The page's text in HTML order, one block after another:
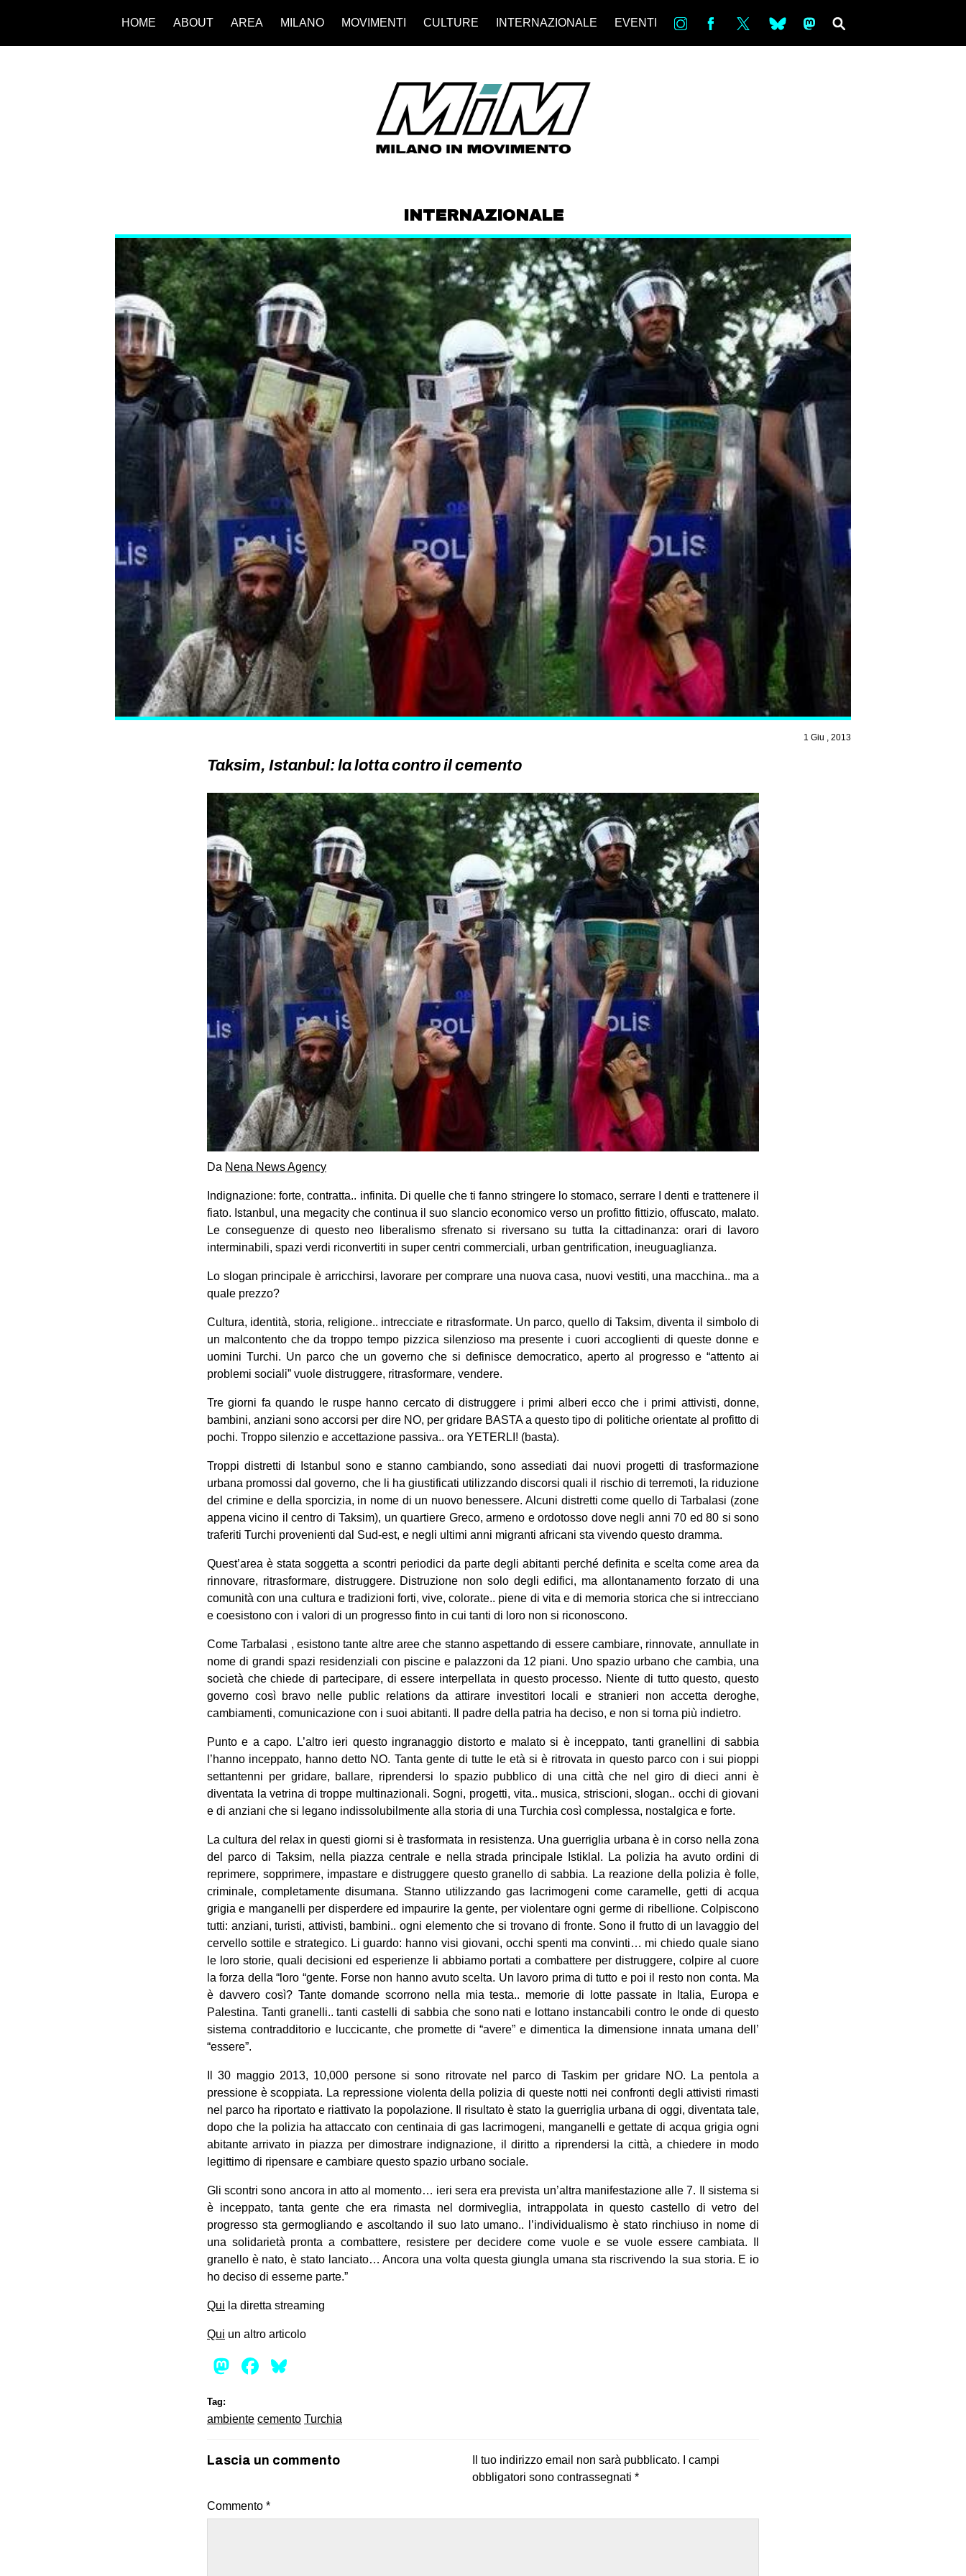
HOME ABOUT AREA MILANO MOVIMENTI CULTURE INTERNAZIONALE EVENTI in bsky ms
INTERNAZIONALE
1 Giu , 2013
Taksim, Istanbul: la lotta contro il cemento
Da Nena News Agency
Indignazione: forte, contratta.. infinita. Di quelle che ti fanno stringere lo stomaco, serrare I denti e trattenere il
fiato. Istanbul, una megacity che continua il suo slancio economico verso un profitto fittizio, offuscato, malato.
Le conseguenze di questo neo liberalismo sfrenato si riversano su tutta la cittadinanza: orari di lavoro
interminabili, spazi verdi riconvertiti in super centri commerciali, urban gentrification, ineuguaglianza.
Lo slogan principale è arricchirsi, lavorare per comprare una nuova casa, nuovi vestiti, una macchina.. ma a
quale prezzo?
Cultura, identità, storia, religione.. intrecciate e ritrasformate. Un parco, quello di Taksim, diventa il simbolo di
un malcontento che da troppo tempo pizzica silenzioso ma presente i cuori accoglienti di queste donne e
uomini Turchi. Un parco che un governo che si definisce democratico, aperto al progresso e “attento ai
problemi sociali” vuole distruggere, ritrasformare, vendere.
Tre giorni fa quando le ruspe hanno cercato di distruggere i primi alberi ecco che i primi attivisti, donne,
bambini, anziani sono accorsi per dire NO, per gridare BASTA a questo tipo di politiche orientate al profitto di
pochi. Troppo silenzio e accettazione passiva.. ora YETERLI! (basta).
Troppi distretti di Istanbul sono e stanno cambiando, sono assediati dai nuovi progetti di trasformazione
urbana promossi dal governo, che li ha giustificati utilizzando discorsi quali il rischio di terremoti, la riduzione
del crimine e della sporcizia, in nome di un nuovo benessere. Alcuni distretti come quello di Tarbalasi (zone
appena vicino il centro di Taksim), un quartiere Greco, armeno e ordotosso dove negli anni 70 ed 80 si sono
traferiti Turchi provenienti dal Sud-est, e negli ultimi anni migranti africani sta vivendo questo dramma.
Quest’area è stata soggetta a scontri periodici da parte degli abitanti perché definita e scelta come area da
rinnovare, ritrasformare, distruggere. Distruzione non solo degli edifici, ma allontanamento forzato di una
comunità con una cultura e tradizioni forti, vive, colorate.. piene di vita e di memoria storica che si intrecciano
e coesistono con i valori di un progresso finto in cui tanti di loro non si riconoscono.
Come Tarbalasi , esistono tante altre aree che stanno aspettando di essere cambiare, rinnovate, annullate in
nome di grandi spazi residenziali con piscine e palazzoni da 12 piani. Uno spazio urbano che cambia, una
società che chiede di partecipare, di essere interpellata in questo processo. Niente di tutto questo, questo
governo così bravo nelle public relations da attirare investitori locali e stranieri non accetta deroghe,
cambiamenti, comunicazione con i suoi abitanti. Il padre della patria ha deciso, e non si torna più indietro.
Punto e a capo. L’altro ieri questo ingranaggio distorto e malato si è inceppato, tanti granellini di sabbia
l’hanno inceppato, hanno detto NO. Tanta gente di tutte le età si è ritrovata in questo parco con i sui pioppi
settantenni per gridare, ballare, riprendersi lo spazio pubblico di una città che nel giro di dieci anni è
diventata la vetrina di troppe multinazionali. Sogni, progetti, vita.. musica, striscioni, slogan.. occhi di giovani
e di anziani che si legano indissolubilmente alla storia di una Turchia così complessa, nostalgica e forte.
La cultura del relax in questi giorni si è trasformata in resistenza. Una guerriglia urbana è in corso nella zona
del parco di Taksim, nella piazza centrale e nella strada principale Istiklal. La polizia ha avuto ordini di
reprimere, sopprimere, impastare e distruggere questo granello di sabbia. La reazione della polizia è folle,
criminale, completamente disumana. Stanno utilizzando gas lacrimogeni come caramelle, getti di acqua
grigia e manganelli per disperdere ed impaurire la gente, per violentare ogni germe di ribellione. Colpiscono
tutti: anziani, turisti, attivisti, bambini.. ogni elemento che si trovano di fronte. Sono il frutto di un lavaggio del
cervello sottile e strategico. Li guardo: hanno visi giovani, occhi spenti ma convinti… mi chiedo quale siano
le loro storie, quali decisioni ed esperienze li abbiamo portati a combattere per distruggere, colpire al cuore
la forza della “loro “gente. Forse non hanno avuto scelta. Un lavoro prima di tutto e poi il resto non conta. Ma
è davvero così? Tante domande scorrono nella mia testa.. memorie di lotte passate in Italia, Europa e
Palestina. Tanti granelli.. tanti castelli di sabbia che sono nati e lottano instancabili contro le onde di questo
sistema contradditorio e luccicante, che promette di “avere” e dimentica la dimensione innata umana dell’
“essere”.
Il 30 maggio 2013, 10,000 persone si sono ritrovate nel parco di Taskim per gridare NO. La pentola a
pressione è scoppiata. La repressione violenta della polizia di queste notti nei confronti degli attivisti rimasti
nel parco ha riportato e riattivato la popolazione. Il risultato è stato la guerriglia urbana di oggi, diventata tale,
dopo che la polizia ha attaccato con centinaia di gas lacrimogeni, manganelli e gettate di acqua grigia ogni
abitante arrivato in piazza per dimostrare indignazione, il diritto a riprendersi la città, a chiedere in modo
legittimo di ripensare e cambiare questo spazio urbano sociale.
Gli scontri sono ancora in atto al momento… ieri sera era prevista un’altra manifestazione alle 7. Il sistema si
è inceppato, tanta gente che era rimasta nel dormiveglia, intrappolata in questo castello di vetro del
progresso sta germogliando e ascoltando il suo lato umano.. l’individualismo è stato rinchiuso in nome di
una solidarietà pronta a combattere, resistere per decidere come vuole e se vuole essere cambiata. Il
granello è nato, è stato lanciato… Ancora una volta questa giungla umana sta riscrivendo la sua storia. E io
ho deciso di esserne parte.”
Qui la diretta streaming
Qui un altro articolo
Mastodon
Facebook
Tag:
ambiente cemento Turchia
Lascia un commento Il tuo indirizzo email non sarà pubblicato.
I campi
obbligatori sono contrassegnati *
Commento *